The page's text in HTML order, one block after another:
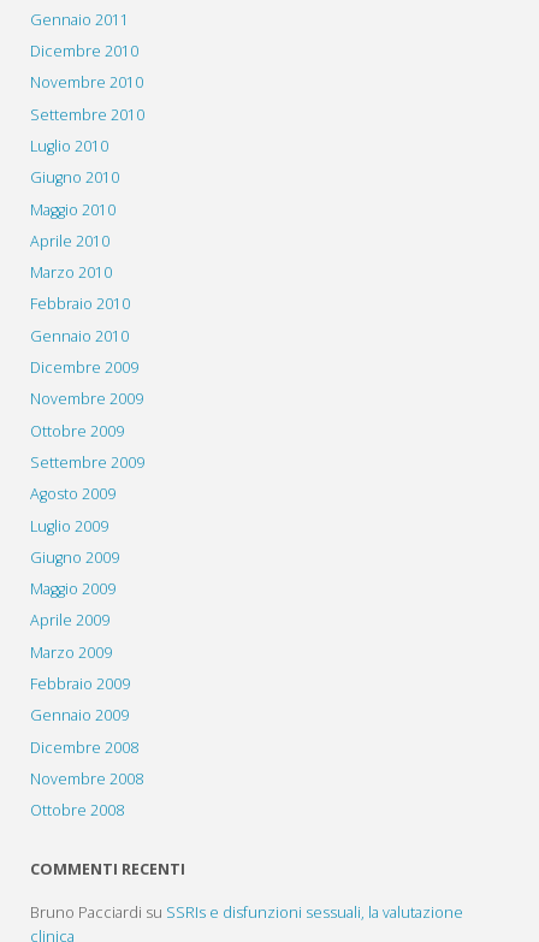
Gennaio 2011
Dicembre 2010
Novembre 2010
Settembre 2010
Luglio 2010
Giugno 2010
Maggio 2010
Aprile 2010
Marzo 2010
Febbraio 2010
Gennaio 2010
Dicembre 2009
Novembre 2009
Ottobre 2009
Settembre 2009
Agosto 2009
Luglio 2009
Giugno 2009
Maggio 2009
Aprile 2009
Marzo 2009
Febbraio 2009
Gennaio 2009
Dicembre 2008
Novembre 2008
Ottobre 2008
COMMENTI RECENTI
Bruno Pacciardi su SSRIs e disfunzioni sessuali, la valutazione
clinica